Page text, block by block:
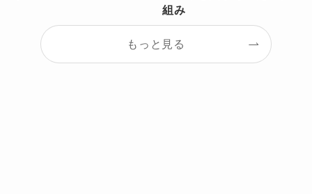
組み
もっと見る